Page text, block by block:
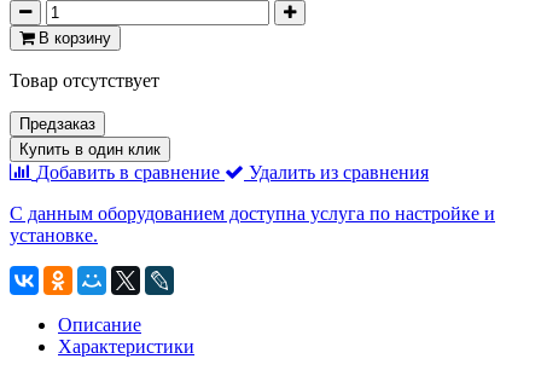
В корзину
Товар отсутствует
Предзаказ
Купить в один клик
Добавить в сравнение
Удалить из сравнения
С данным оборудованием доступна услуга по настройке и
установке.
Описание
Характеристики